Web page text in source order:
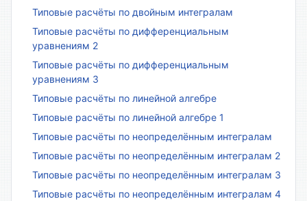
Типовые расчёты по двойным интегралам
Типовые расчёты по дифференциальным
уравнениям 2
Типовые расчёты по дифференциальным
уравнениям 3
Типовые расчёты по линейной алгебре
Типовые расчёты по линейной алгебре 1
Типовые расчёты по неопределённым интегралам
Типовые расчёты по неопределённым интегралам 2
Типовые расчёты по неопределённым интегралам 3
Типовые расчёты по неопределённым интегралам 4